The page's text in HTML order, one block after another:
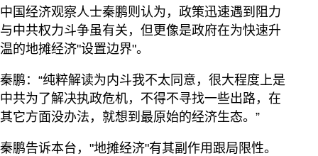
中国经济观察人士秦鹏则认为，政策迅速遇到阻力
与中共权力斗争虽有关，但更像是政府在为快速升
温的地摊经济"设置边界"。
秦鹏：“纯粹解读为内斗我不太同意，很大程度上是
中共为了解决执政危机，不得不寻找一些出路，在
其它方面没办法，就想到最原始的经济生态。”
秦鹏告诉本台，"地摊经济"有其副作用跟局限性。